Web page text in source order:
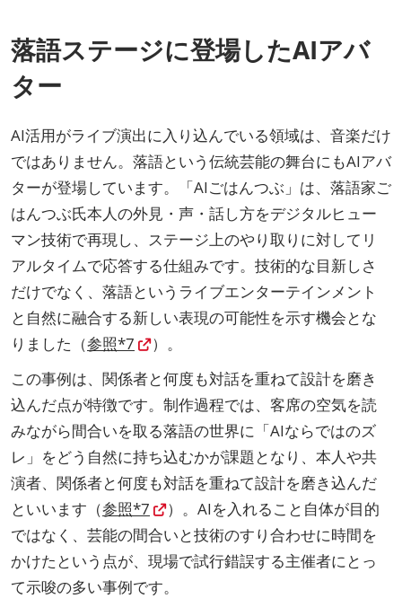
落語ステージに登場したAIアバ
ター
AI活用がライブ演出に入り込んでいる領域は、音楽だけ
ではありません。落語という伝統芸能の舞台にもAIアバ
ターが登場しています。「AIごはんつぶ」は、落語家ご
はんつぶ氏本人の外見・声・話し方をデジタルヒュー
マン技術で再現し、ステージ上のやり取りに対してリ
アルタイムで応答する仕組みです。技術的な目新しさ
だけでなく、落語というライブエンターテインメント
と自然に融合する新しい表現の可能性を示す機会とな
りました（参照*7
）。
この事例は、関係者と何度も対話を重ねて設計を磨き
込んだ点が特徴です。制作過程では、客席の空気を読
みながら間合いを取る落語の世界に「AIならではのズ
レ」をどう自然に持ち込むかが課題となり、本人や共
演者、関係者と何度も対話を重ねて設計を磨き込んだ
といいます（参照*7
）。AIを入れること自体が目的
ではなく、芸能の間合いと技術のすり合わせに時間を
かけたという点が、現場で試行錯誤する主催者にとっ
て示唆の多い事例です。